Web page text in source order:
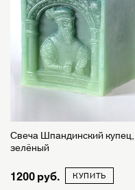
Свеча Шпандинский купец,
зелёный
1200 КУПИТЬ